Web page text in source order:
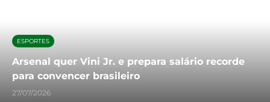
ESPORTES
Arsenal quer Vini Jr. e prepara salário recorde
para convencer brasileiro
27/07/2026